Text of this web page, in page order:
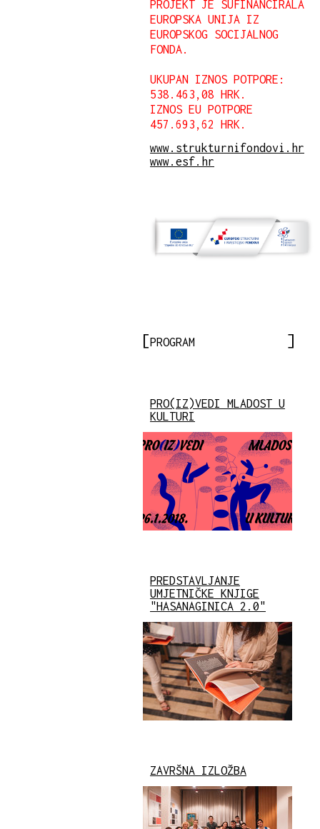
PROJEKT JE SUFINANCIRALA
EUROPSKA UNIJA IZ
EUROPSKOG SOCIJALNOG
FONDA.
UKUPAN IZNOS POTPORE:
538.463,08 HRK.
IZNOS EU POTPORE
457.693,62 HRK.
www.strukturnifondovi.hr
www.esf.hr
PROGRAM
PRO(IZ)VEDI MLADOST U
KULTURI
PREDSTAVLJANJE
UMJETNIČKE KNJIGE
"HASANAGINICA 2.0"
ZAVRŠNA IZLOŽBA